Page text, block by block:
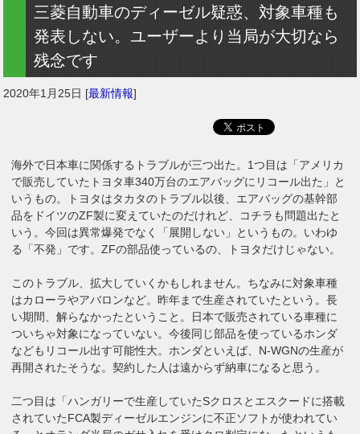
三菱自動車のディーゼル疑惑、対象車種も
発表しない。ユーザーより当局が大切なら
残念です
2020年1月25日 [最新情報]
海外で日本車に関係するトラブルが三つ出た。1つ目は「アメリカ
で販売していたトヨタ車340万台のエアバッグにリコール出た」と
いうもの。トヨタはタカタのトラブル以後、エアバッグの基幹部
品をドイツのZF製に変えていたのだけれど、コチラも問題出たと
いう。今回は異常爆発でなく「展開しない」というもの。いわゆ
る「不発」です。ZFの部品使っているの、トヨタだけじゃない。
このトラブル、拡大していくかもしれません。ちなみに対象車種
はカローラやアバロンなど。昨年まで生産されていたという。長
い期間、解らなかったということ。日本で販売されている車種に
ついちゃ対象になっていない。今後同じ部品を使っているホンダ
などもリコール出す可能性大。ホンダといえば、N-WGNの生産が
再開されたそうな。契約した人は遠からず納車になると思う。
二つ目は「ハンガリーで生産していたSクロスとエスクードに搭載
されていたFCA製ディーゼルエンジンに不正ソフトが使われてい